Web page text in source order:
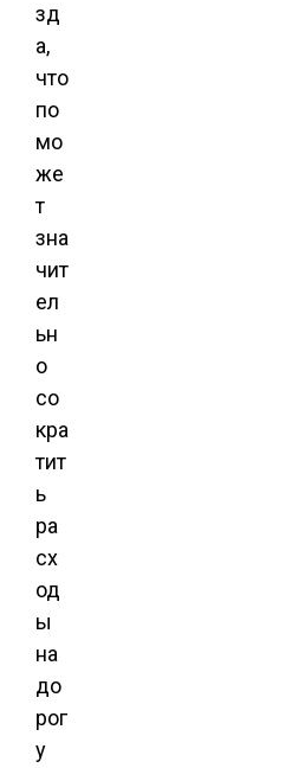
зд
а,
что
по
мо
же
т
зна
чит
ел
ьн
о
со
кра
тит
ь
ра
сх
од
ы
на
до
рог
у